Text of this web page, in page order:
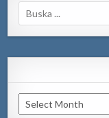
Search
for:
Archivo